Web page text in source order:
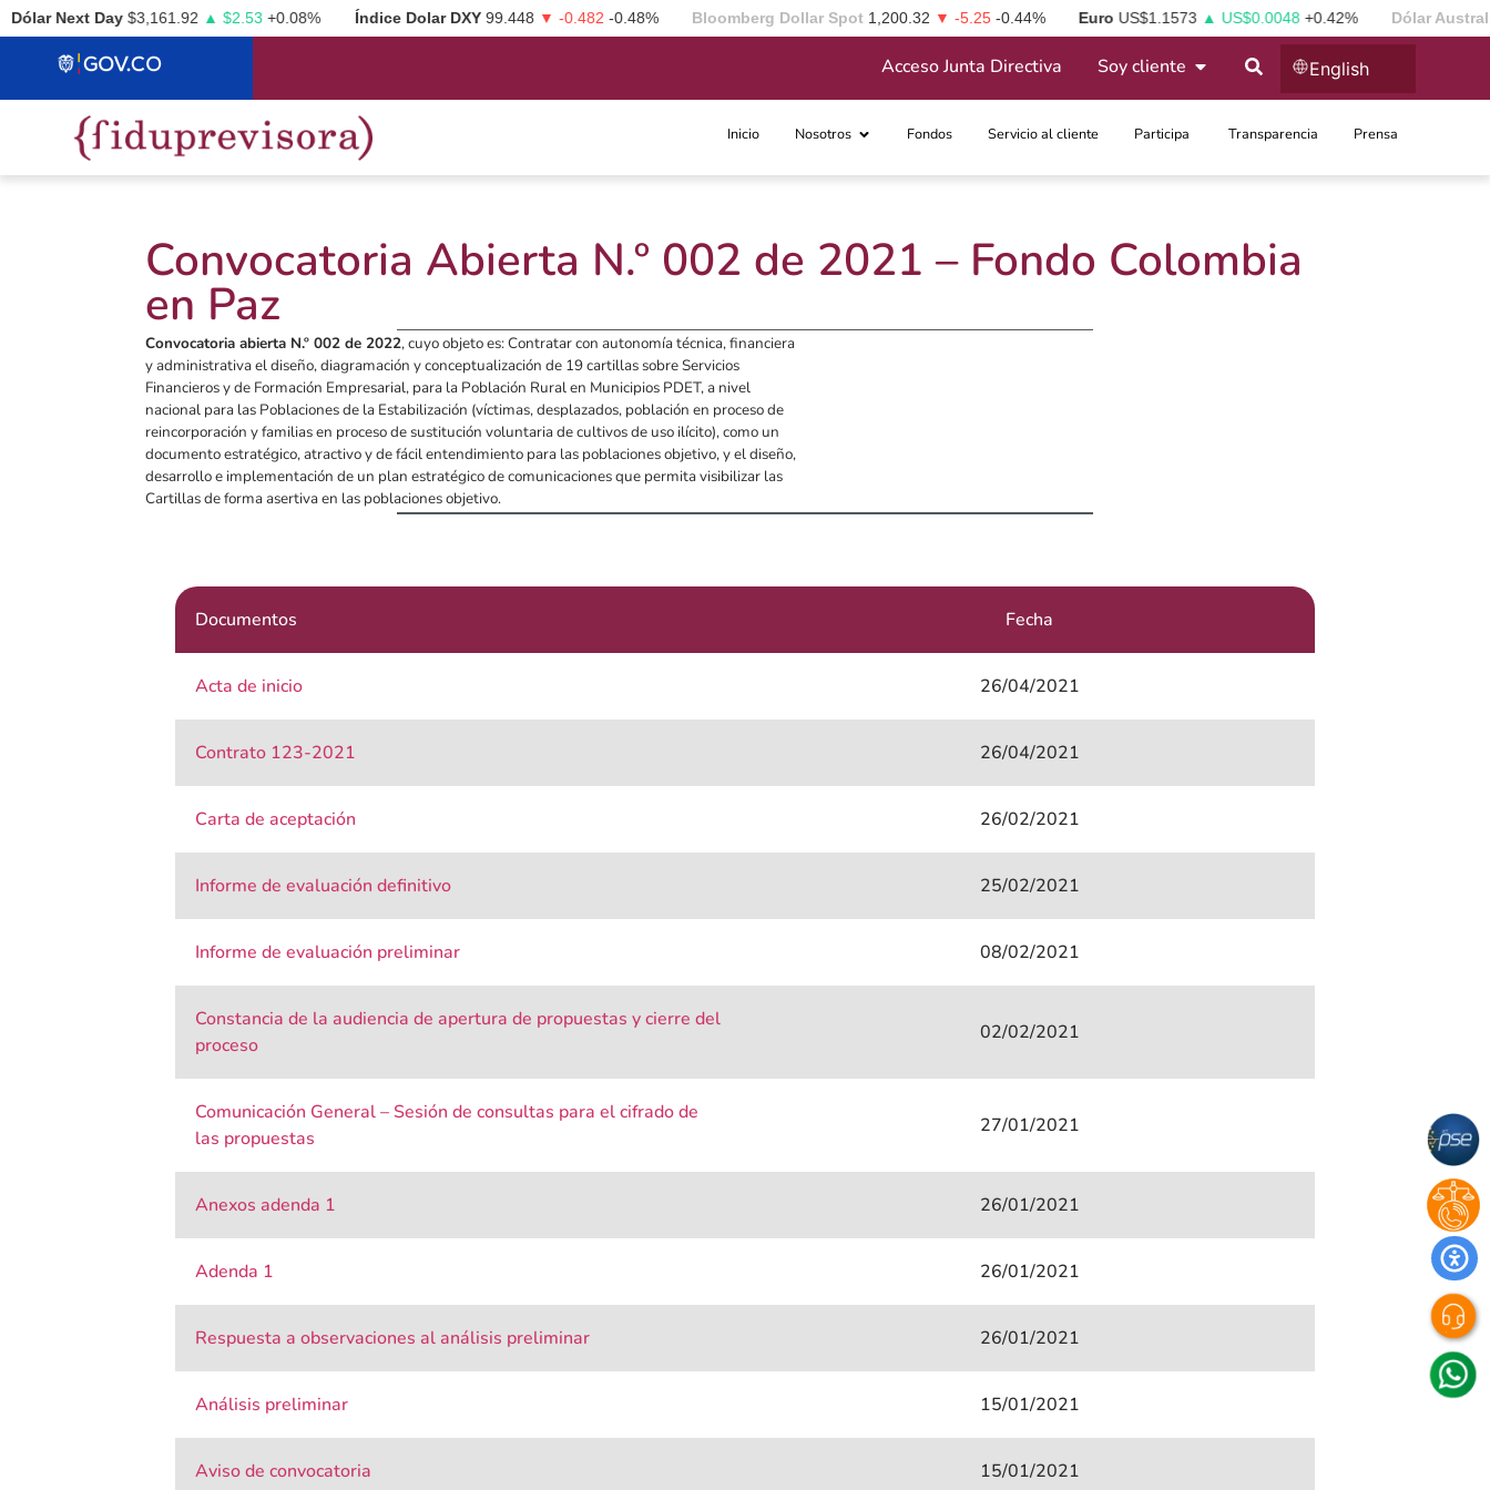
Next Day $3,161.92 ▲ $2.53+0.08% Índice Dolar DXY 99.448 ▼ -0.482-0.48% Bloomberg Dollar Spot 1,200.32 ▼ -5.25-0.44% Euro US$1.1573 ▲ US$0.0048+0.42% Dólar
Acceso Junta Directiva Soy cliente English
Inicio Nosotros Fondos Servicio al cliente Participa ​ Transparencia Prensa
Convocatoria Abierta N.º 002 de 2021 – Fondo Colombia
en Paz
Convocatoria abierta N.º 002 de 2022, cuyo objeto es: Contratar con autonomía técnica, financiera
y administrativa el diseño, diagramación y conceptualización de 19 cartillas sobre Servicios
Financieros y de Formación Empresarial, para la Población Rural en Municipios PDET, a nivel
nacional para las Poblaciones de la Estabilización (víctimas, desplazados, población en proceso de
reincorporación y familias en proceso de sustitución voluntaria de cultivos de uso ilícito), como un
documento estratégico, atractivo y de fácil entendimiento para las poblaciones objetivo, y el diseño,
desarrollo e implementación de un plan estratégico de comunicaciones que permita visibilizar las
Cartillas de forma asertiva en las poblaciones objetivo.
Documentos Fecha
Acta de inicio 26/04/2021
Contrato 123-2021 26/04/2021
Carta de aceptación 26/02/2021
Informe de evaluación definitivo 25/02/2021
Informe de evaluación preliminar 08/02/2021
Constancia de la audiencia de apertura de propuestas y cierre del
proceso
02/02/2021
Comunicación General – Sesión de consultas para el cifrado de
las propuestas
27/01/2021
Anexos adenda 1 26/01/2021
Adenda 1 26/01/2021
Respuesta a observaciones al análisis preliminar 26/01/2021
Análisis preliminar 15/01/2021
Aviso de convocatoria 15/01/2021